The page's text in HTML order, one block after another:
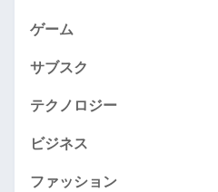
ゲーム
サブスク
テクノロジー
ビジネス
ファッション